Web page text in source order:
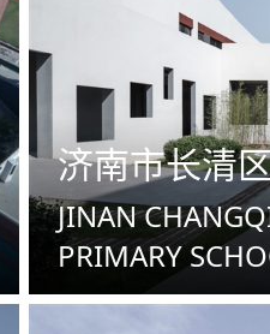
济南市长清
JINAN
PRIMARY